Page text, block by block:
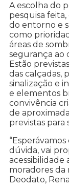
A escolha do
pesquisa feita,
do entorno e
como
áreas de
segurança ao
Estão
das calçadas,
sinalização e
e elementos
convivência
de
previstas para
dúvida, vai
acessibilidade
moradores da
Deodato,